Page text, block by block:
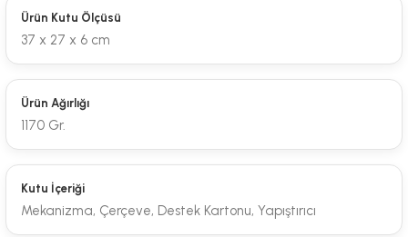
Ürün Kutu Ölçüsü
37 x 27 x 6 cm
Ürün Ağırlığı
1170 Gr.
Kutu İçeriği
Mekanizma, Çerçeve, Destek Kartonu, Yapıştırıcı